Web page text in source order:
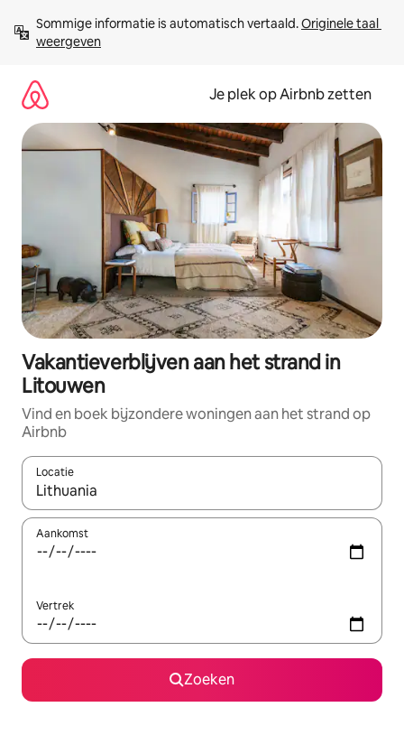
direct
naar
Sommige informatie is automatisch vertaald. Originele taal
weergeven
Je plek op Airbnb zetten
Vakantieverblijven aan het strand in
Litouwen
Vind en boek bijzondere woningen aan het strand op
Airbnb
Locatie
Wanneer er resultaten beschikbaar zijn, maak je een keuze
Aankomst
Vertrek
Zoeken